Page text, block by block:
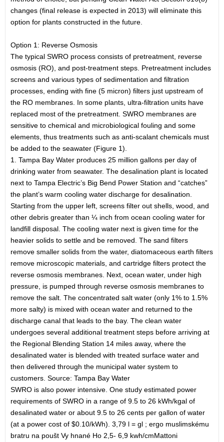
changes (final release is expected in 2013) will eliminate this
option for plants constructed in the future.
Option 1: Reverse Osmosis
The typical SWRO process consists of pretreatment, reverse
osmosis (RO), and post-treatment steps. Pretreatment includes
screens and various types of sedimentation and filtration
processes, ending with fine (5 micron) filters just upstream of
the RO membranes. In some plants, ultra-filtration units have
replaced most of the pretreatment. SWRO membranes are
sensitive to chemical and microbiological fouling and some
elements, thus treatments such as anti-scalant chemicals must
be added to the seawater (Figure 1).
1. Tampa Bay Water produces 25 million gallons per day of
drinking water from seawater. The desalination plant is located
next to Tampa Electric’s Big Bend Power Station and “catches”
the plant’s warm cooling water discharge for desalination.
Starting from the upper left, screens filter out shells, wood, and
other debris greater than ¼ inch from ocean cooling water for
landfill disposal. The cooling water next is given time for the
heavier solids to settle and be removed. The sand filters
remove smaller solids from the water, diatomaceous earth filters
remove microscopic materials, and cartridge filters protect the
reverse osmosis membranes. Next, ocean water, under high
pressure, is pumped through reverse osmosis membranes to
remove the salt. The concentrated salt water (only 1% to 1.5%
more salty) is mixed with ocean water and returned to the
discharge canal that leads to the bay. The clean water
undergoes several additional treatment steps before arriving at
the Regional Blending Station 14 miles away, where the
desalinated water is blended with treated surface water and
then delivered through the municipal water system to
customers. Source: Tampa Bay Water
SWRO is also power intensive. One study estimated power
requirements of SWRO in a range of 9.5 to 26 kWh/kgal of
desalinated water or about 9.5 to 26 cents per gallon of water
(at a power cost of $0.10/kWh). 3,79 l = gl ; ergo muslimskému
bratru na poušt Vy hnané Ho 2,5- 6,9 kwh/cmMattoni